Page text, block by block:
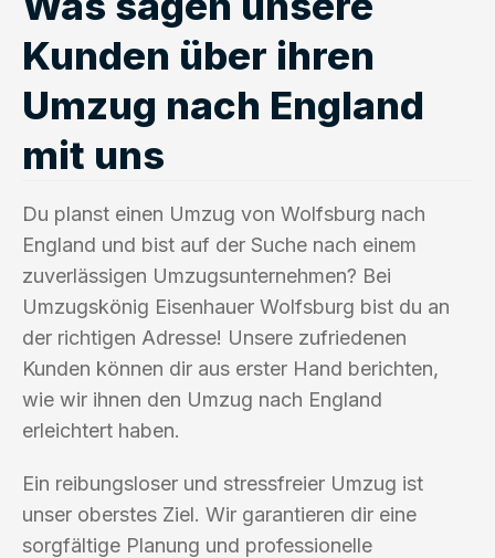
Kunden über ihren
Umzug nach England
mit uns
Du planst einen Umzug von Wolfsburg nach
England und bist auf der Suche nach einem
zuverlässigen Umzugsunternehmen? Bei
Umzugskönig Eisenhauer Wolfsburg bist du an
der richtigen Adresse! Unsere zufriedenen
Kunden können dir aus erster Hand berichten,
wie wir ihnen den Umzug nach England
erleichtert haben.
Ein reibungsloser und stressfreier Umzug ist
unser oberstes Ziel. Wir garantieren dir eine
sorgfältige Planung und professionelle